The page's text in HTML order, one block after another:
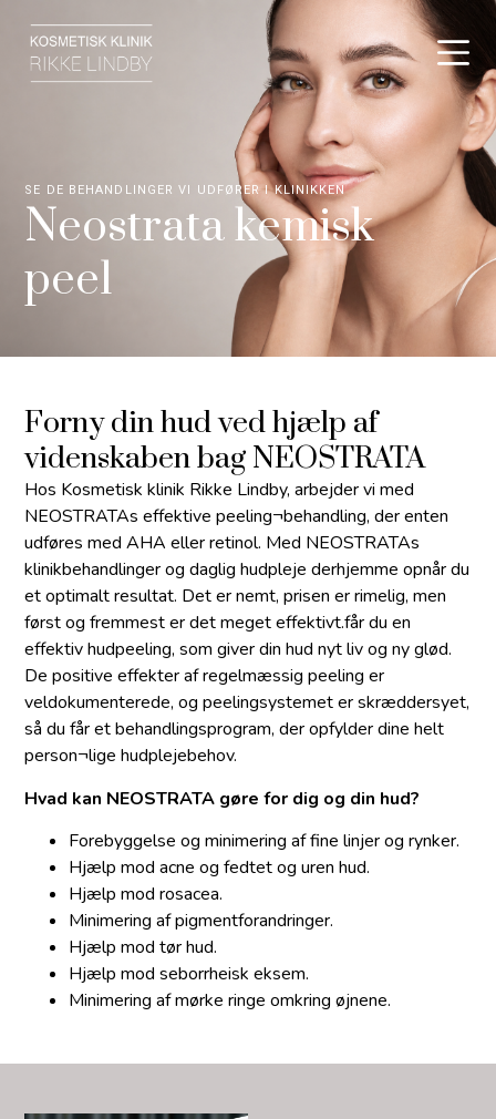
SE DE BEHANDLINGER VI UDFØRER I KLINIKKEN
Neostrata kemisk
peel
Forny din hud ved hjælp af
videnskaben bag NEOSTRATA
Hos Kosmetisk klinik Rikke Lindby, arbejder vi med
NEOSTRATAs effektive peeling¬behandling, der enten
udføres med AHA eller retinol. Med NEOSTRATAs
klinikbehandlinger og daglig hudpleje derhjemme opnår du
et optimalt resultat. Det er nemt, prisen er rimelig, men
først og fremmest er det meget effektivt.får du en
effektiv hudpeeling, som giver din hud nyt liv og ny glød.
De positive effekter af regelmæssig peeling er
veldokumenterede, og peelingsystemet er skræddersyet,
så du får et behandlingsprogram, der opfylder dine helt
person¬lige hudplejebehov.
Hvad kan NEOSTRATA gøre for dig og din hud?
Forebyggelse og minimering af fine linjer og rynker.
Hjælp mod acne og fedtet og uren hud.
Hjælp mod rosacea.
Minimering af pigmentforandringer.
Hjælp mod tør hud.
Hjælp mod seborrheisk eksem.
Minimering af mørke ringe omkring øjnene.